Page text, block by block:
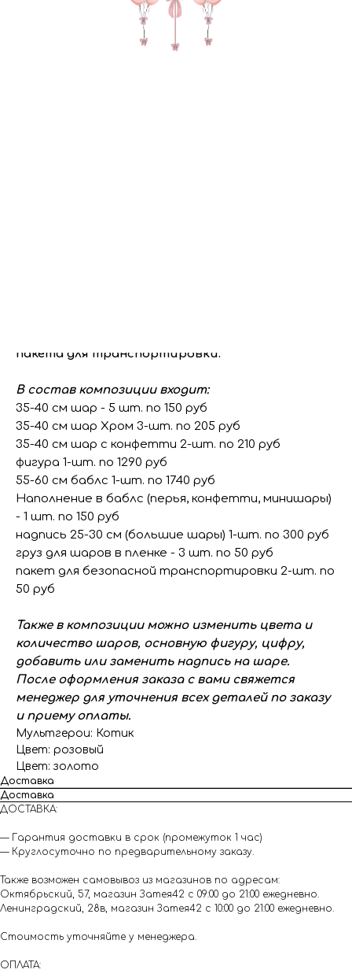
пакета для транспортировки.
В состав композиции входит:
35-40 см шар - 5 шт. по 150 руб
35-40 см шар Хром 3-шт. по 205 руб
35-40 см шар с конфетти 2-шт. по 210 руб
фигура 1-шт. по 1290 руб
55-60 см баблс 1-шт. по 1740 руб
Наполнение в баблс (перья, конфетти, минишары)
- 1 шт. по 150 руб
надпись 25-30 см (большие шары) 1-шт. по 300 руб
груз для шаров в пленке - 3 шт. по 50 руб
пакет для безопасной транспортировки 2-шт. по
50 руб
Также в композиции можно изменить цвета и
количество шаров, основную фигуру, цифру,
добавить или заменить надпись на шаре.
После оформления заказа с вами свяжется
менеджер для уточнения всех деталей по заказу
и приему оплаты.
Мультгерои: Котик
Цвет: розовый
Цвет: золото
Доставка
Доставка
ДОСТАВКА:
— Гарантия доставки в срок (промежуток 1 час)
— Круглосуточно по предварительному заказу.
Также возможен самовывоз из магазинов по адресам:
Октябрьский, 57, магазин Затея42 с 09:00 до 21:00 ежедневно.
Ленинградский, 28в, магазин Затея42 с 10:00 до 21:00 ежедневно.
Стоимость уточняйте у менеджера.
ОПЛАТА: